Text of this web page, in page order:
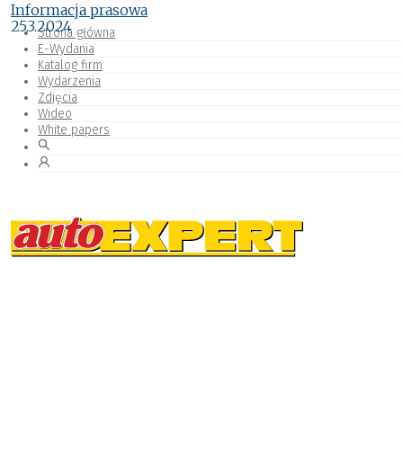
Strona główna
E-Wydania
Katalog firm
Wydarzenia
Zdjęcia
Wideo
White papers
Informacja prasowa
25.3.2024